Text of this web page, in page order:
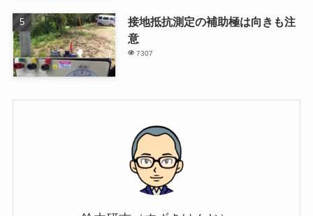
接地抵抗測定の補助極は向きも注
意
7307